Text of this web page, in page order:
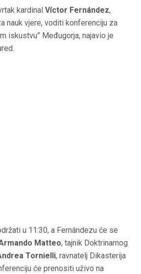
kardinal Víctor Fernández,
nauk vjere, voditi konferenciju za
iskustvu” Međugorja, najavio je
u 11:30, a Fernándezu će se
Matteo, tajnik Doktrinarnog
Tornielli, ravnatelj Dikasterija
će prenositi uživo na